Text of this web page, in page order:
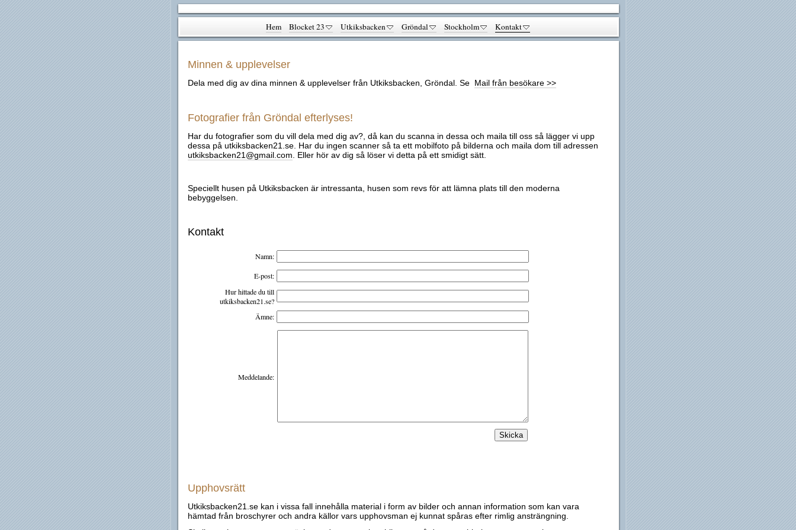
Hem Blocket 23 Utkiksbacken Gröndal Stockholm Kontakt
Minnen & upplevelser
Dela med dig av dina minnen & upplevelser från Utkiksbacken, Gröndal. Se Mail från besökare >>
Fotografier från Gröndal efterlyses!
Har du fotografier som du vill dela med dig av?, då kan du scanna in dessa och maila till oss så lägger vi upp
dessa på utkiksbacken21.se. Har du ingen scanner så ta ett mobilfoto på bilderna och maila dom till adressen
utkiksbacken21@gmail.com . Eller hör av dig så löser vi detta på ett smidigt sätt.
Speciellt husen på Utkiksbacken är intressanta, husen som revs för att lämna plats till den moderna
bebyggelsen.
Kontakt
Namn:
E-post:
Hur hittade du till
utkiksbacken21.se?
Ämne:
Meddelande:
Upphovsrätt
Utkiksbacken21.se kan i vissa fall innehålla material i form av bilder och annan information som kan vara
hämtad från broschyrer och andra källor vars upphovsman ej kunnat spåras efter rimlig ansträngning.